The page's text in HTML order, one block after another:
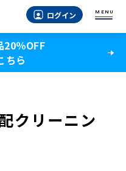
ログイン MENU
20％OFF
ちら
クリーニン